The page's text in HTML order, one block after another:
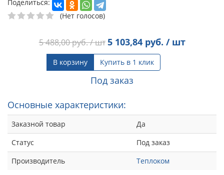
Поделиться:
(Нет голосов)
5 488,00руб. / шт 5 103,84руб. / шт
В корзину Купить в 1 клик
Под заказ
Основные характеристики:
Заказной товар
Да
Статус
Под заказ
Производитель
Теплоком